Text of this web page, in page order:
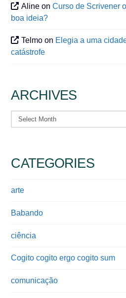
Aline onCurso de Scrivener
boa ideia?
Telmo on Elegia a uma
catástrofe
ARCHIVES
Archives
CATEGORIES
arte
Babando
ciência
Cogito cogito ergo cogito sum
comunicação